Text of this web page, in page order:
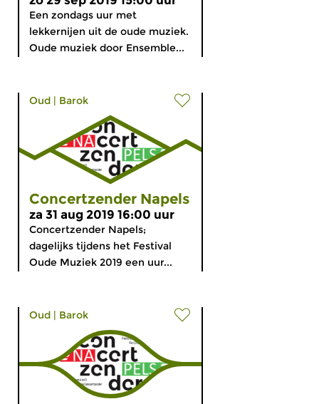
Een zondags uur met
lekkernijen uit de oude muziek.
Oude muziek door Ensemble...
Oud | Barok
Concertzender Napels
za 31 aug 2019 16:00 uur
Concertzender Napels;
dagelijks tijdens het Festival
Oude Muziek 2019 een uur...
Oud | Barok